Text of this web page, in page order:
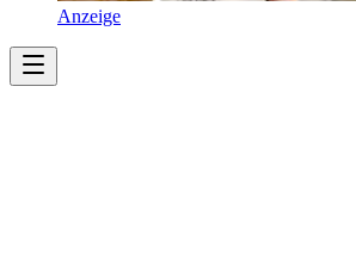
Anzeige